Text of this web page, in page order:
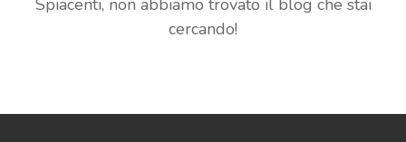
Spiacenti, non abbiamo trovato il blog che stai
cercando!